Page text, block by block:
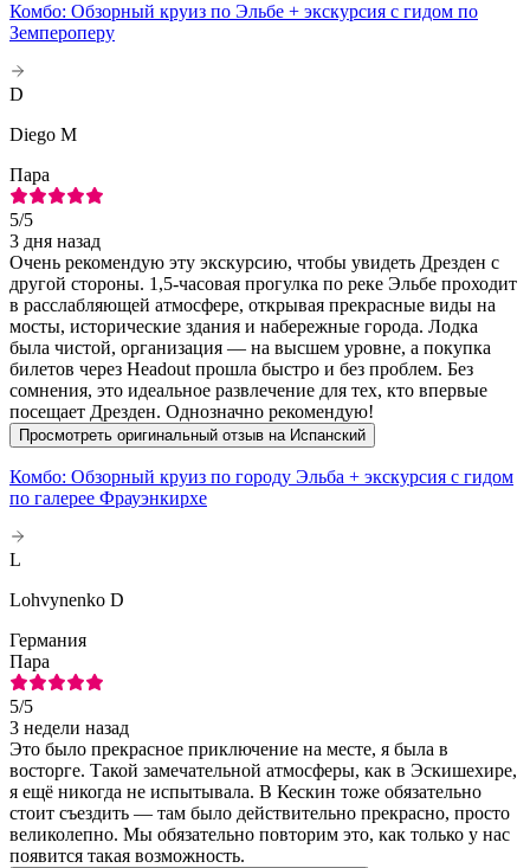
Комбо: Обзорный круиз по Эльбе + экскурсия с гидом по
Земпероперу
D
Diego M
Пара
5/5
3 дня назад
Очень рекомендую эту экскурсию, чтобы увидеть Дрезден с
другой стороны. 1,5-часовая прогулка по реке Эльбе проходит
в расслабляющей атмосфере, открывая прекрасные виды на
мосты, исторические здания и набережные города. Лодка
была чистой, организация — на высшем уровне, а покупка
билетов через Headout прошла быстро и без проблем. Без
сомнения, это идеальное развлечение для тех, кто впервые
посещает Дрезден. Однозначно рекомендую!
Просмотреть оригинальный отзыв на Испанский
Комбо: Обзорный круиз по городу Эльба + экскурсия с гидом
по галерее Фрауэнкирхе
L
Lohvynenko D
Германия
Пара
5/5
3 недели назад
Это было прекрасное приключение на месте, я была в
восторге. Такой замечательной атмосферы, как в Эскишехире,
я ещё никогда не испытывала. В Кескин тоже обязательно
стоит съездить — там было действительно прекрасно, просто
великолепно. Мы обязательно повторим это, как только у нас
появится такая возможность.